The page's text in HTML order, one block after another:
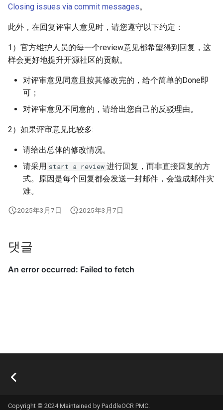
Closing issues via commit messages。
此外，在回复评审人意见时，请您遵守以下约定：
1）官方维护人员的每一个review意见都希望得到回复，这
样会更好地提升开源社区的贡献。
对评审意见同意且按其修改完的，给个简单的Done即
可；
对评审意见不同意的，请给出您自己的反驳理由。
2）如果评审意见比较多:
请给出总体的修改情况。
请采用 start a review 进行回复，而非直接回复的方
式。原因是每个回复都会发送一封邮件，会造成邮件灾
难。
2025年3月7日 2025年3月7日
댓글
Copyright © 2024 Maintained by PaddleOCR PMC.